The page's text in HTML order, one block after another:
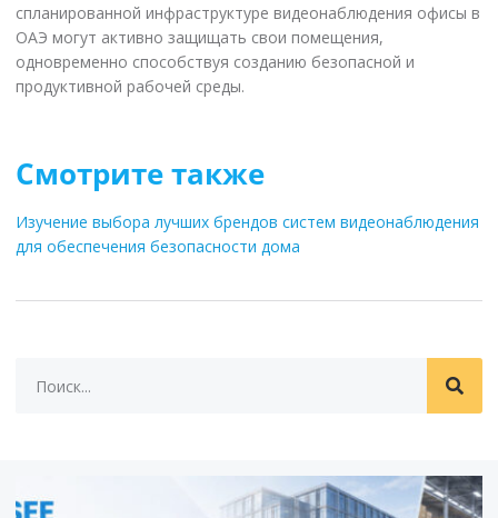
спланированной инфраструктуре видеонаблюдения офисы в
ОАЭ могут активно защищать свои помещения,
одновременно способствуя созданию безопасной и
продуктивной рабочей среды.
Смотрите также
Изучение выбора лучших брендов систем видеонаблюдения
для обеспечения безопасности дома